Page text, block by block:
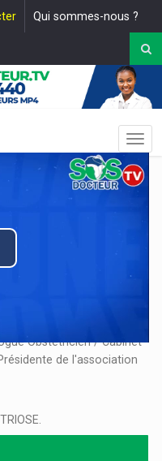
Qui sommes-nous ?
Obstétricien / Cabinet
de l'association